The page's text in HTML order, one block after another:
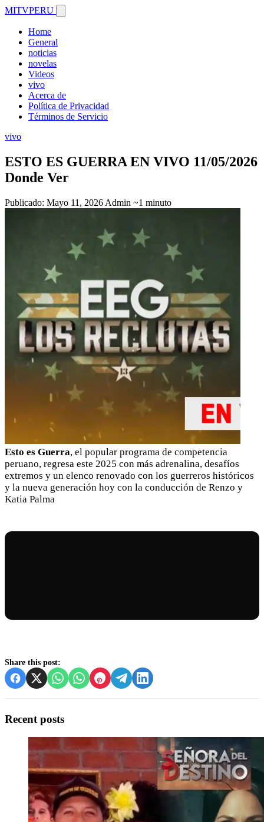
MITVPERU
Home
General
noticias
novelas
Videos
vivo
Acerca de
Política de Privacidad
Términos de Servicio
vivo
ESTO ES GUERRA EN VIVO 11/05/2026
Donde Ver
Publicado: Mayo 11, 2026 Admin ~1 minuto
Esto es Guerra, el popular programa de competencia
peruano, regresa este 2025 con más adrenalina, desafíos
extremos y un elenco renovado con los guerreros históricos
y la nueva generación hoy con la conducción de Renzo y
Katia Palma
Share this post:
Recent posts